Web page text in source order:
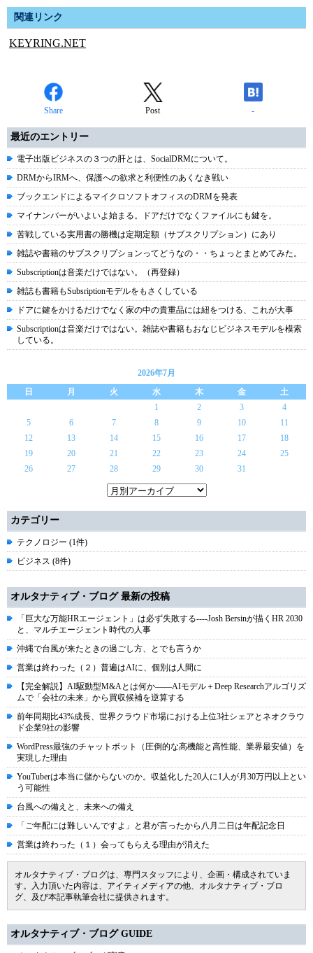
関連リンク
KEYRING.NET
Share Post -
最近のエントリー
電子出版ビジネスの３つの肝とは、SocialDRMについて。
DRMからIRMへ、保護への欲求と利便性のあくなき戦い
ブックエンドによるマイクロソフトオフィスのDRMを発表
マイナンバーがいよいよ始まる。ドアだけでなくファイルにも鍵を。
苦戦している実用書の勝機は定期定額（サブスクリプション）にあり
雑誌や書籍のサブスクリプションってどうなの・・ちょっとまとめてみた。
Subscriptionは音楽だけではない。（再登録）
雑誌も書籍もSubsriptionモデルをもさくしている
ドアに鍵をかけるだけでなく家の中の貴重品には紐をつける、これが大事
Subscriptionは音楽だけではない。雑誌や書籍もおなじビジネスモデルを模索
している。
2026年7月
日
月 火 水 木 金
土
1
2 3
4
5
6 7 8 9 10
11
12
13 14 15 16 17
18
19
20 21 22 23 24
25
26
27 28 29 30 31
カテゴリー
テクノロジー (1件)
ビジネス (8件)
オルタナティブ・ブログ 最新の投稿
「巨大な万能HRエージェント」は必ず失敗する----Josh Bersinが描くHR 2030
と、マルチエージェント時代の人事
沖縄で台風が来たときの過ごし方、とでも言うか
営業は終わった（２）普遍はAIに、個別は人間に
【完全解説】AI駆動型M&Aとは何か――AIモデル＋Deep Researchアルゴリズ
ムで「会社の未来」から買収候補を逆算する
前年同期比43%成長、世界クラウド市場における上位3社シェアとネオクラウ
ド企業9社の影響
WordPress最強のチャットボット（圧倒的な高機能と高性能、業界最安値）を
実現した理由
YouTuberは本当に儲からないのか。収益化した20人に1人が月30万円以上とい
う可能性
台風への備えと、未来への備え
「ご年配には難しいんですよ」と君が言ったから八月二日は年配記念日
営業は終わった（１）会ってもらえる理由が消えた
オルタナティブ・ブログは、専門スタッフにより、企画・構成されていま
す。入力頂いた内容は、アイティメディアの他、オルタナティブ・ブロ
グ、及び本記事執筆会社に提供されます。
オルタナティブ・ブログ GUIDE